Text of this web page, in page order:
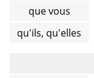
que vous
qu'ils, qu'elles